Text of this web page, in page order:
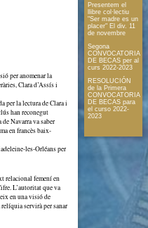
per anomenar la
Clara d’Assís i
per la lectura de Clara i
han reconegut
Navarra va saber
en francès baix-
les-Orléans per
relacional femení en
L’autoritat que va
en una visió de
servirà per sanar
Presentem el
llibre col·lectiu
"Ser madre es un
placer" El div. 11
de novembre
Segona
CONVOCATORIA
DE BECAS per al
curs 2022-2023
RESOLUCIÓN
de la Primera
CONVOCATORIA
DE BECAS para
el curso 2022-
2023